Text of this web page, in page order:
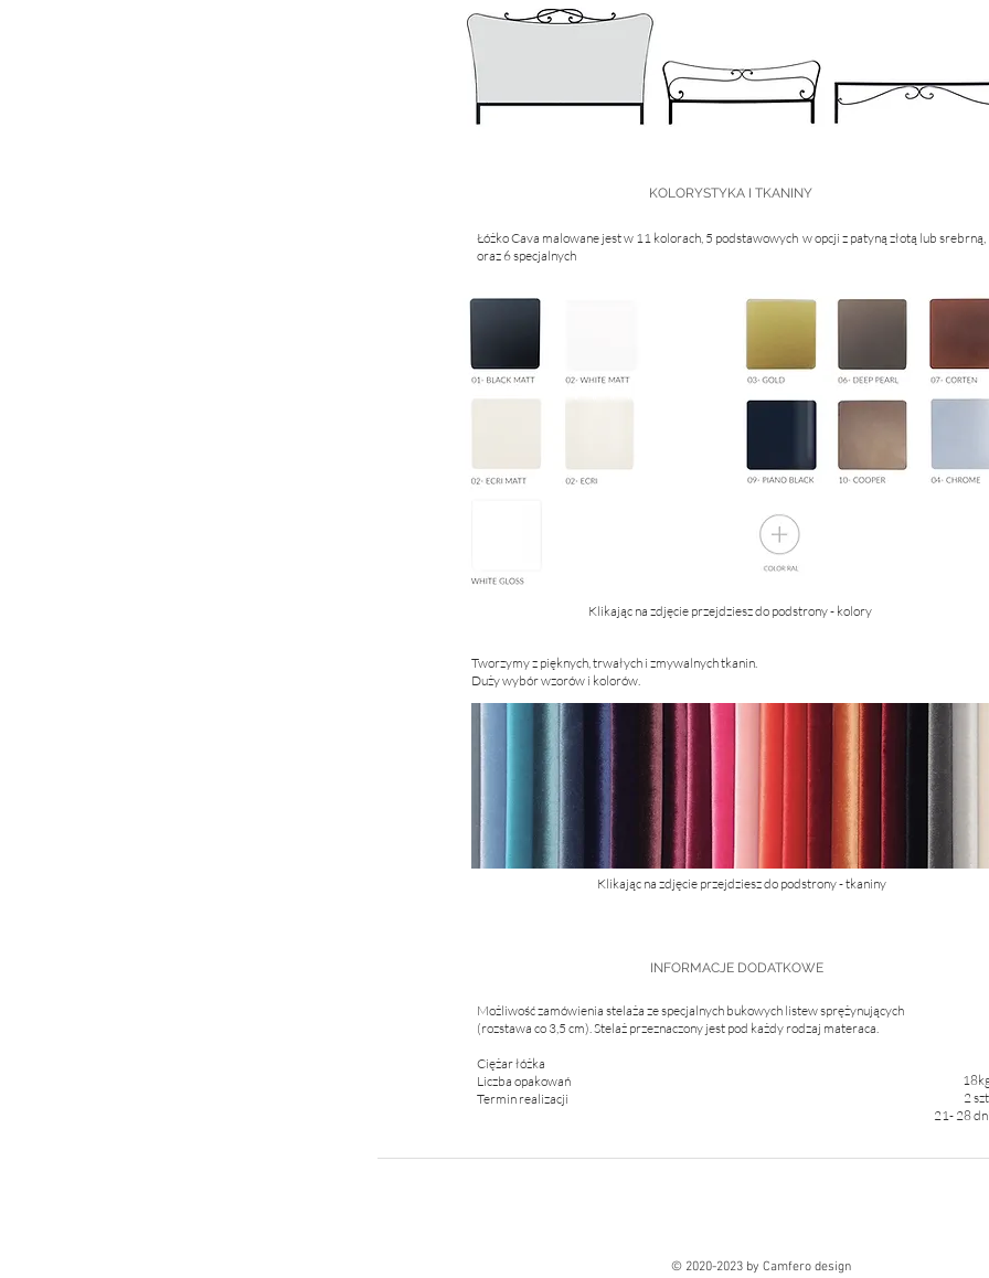
KOLORYSTYKA I TKANINY
Łóżko Cava malowane jest w 11 kolorach, 5 podstawowych w opcji z patyną złotą lub srebrną,
oraz 6 specjalnych
Klikając na zdjęcie przejdziesz do podstrony - kolory
Tworzymy z pięknych, trwałych i zmywalnych tkanin.
Duży wybór wzorów i kolorów.
Klikając na zdjęcie przejdziesz do podstrony - tkaniny
INFORMACJE DODATKOWE
Możliwość zamówienia stelaża ze specjalnych bukowych listew sprężynujących
(rozstawa co 3,5 cm). Stelaż przeznaczony jest pod każdy rodzaj materaca.
Ciężar łóżka
Liczba opakowań
Termin realizacji
2
21- 28 dni
© 2020-2023 by Camfero design